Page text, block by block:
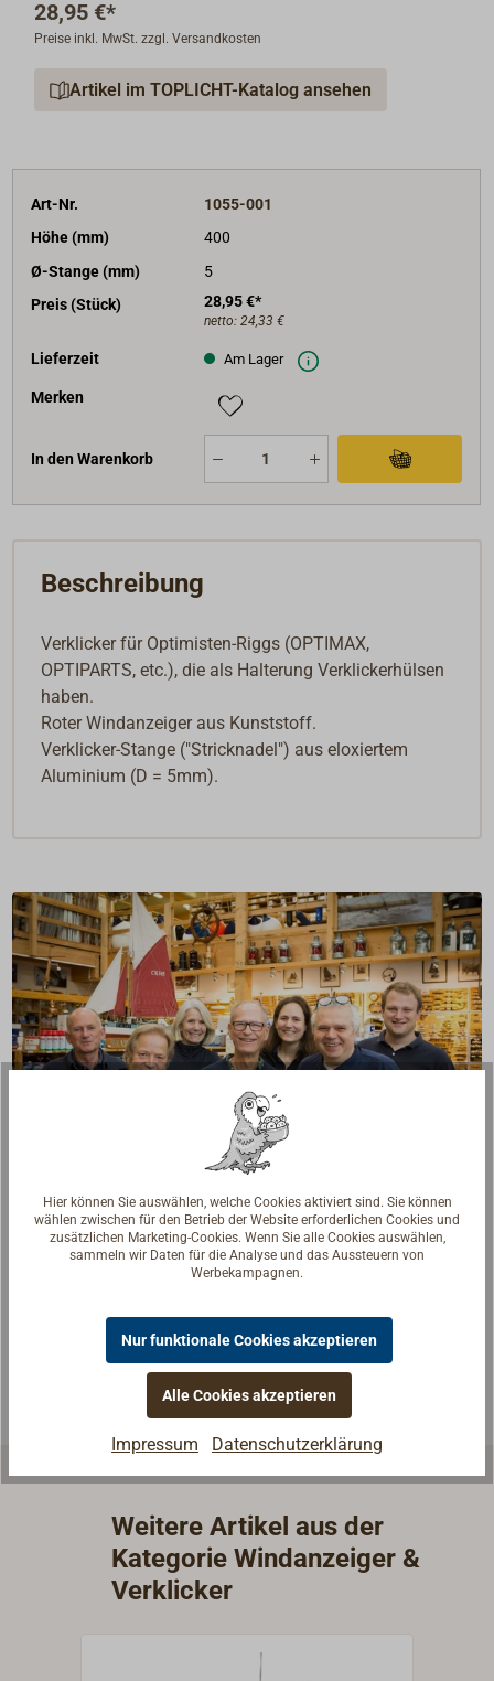
28,95 €*
Preise inkl. MwSt. zzgl. Versandkosten
Artikel im TOPLICHT-Katalog ansehen
Art-Nr.
1055-001
Höhe (mm)
400
Ø-Stange (mm)
5
Preis (Stück)
28,95 €*
netto: 24,33 €
Lieferzeit Am Lager
Merken
In den Warenkorb
Beschreibung
Verklicker für Optimisten-Riggs (OPTIMAX,
OPTIPARTS, etc.), die als Halterung Verklickerhülsen
haben.
Roter Windanzeiger aus Kunststoff.
Verklicker-Stange ("Stricknadel") aus eloxiertem
Aluminium (D = 5mm).
Fragen zum Artikel?
Reden Sie mit Handwerkern, Bootsbauern und
Seglerinnen. Wir verstehen Ihre Fragen und geben die
Experten kontaktieren
Weitere Artikel aus der
Kategorie Windanzeiger &
Verklicker
Hier können Sie auswählen, welche Cookies aktiviert sind. Sie können
wählen zwischen für den Betrieb der Website erforderlichen Cookies und
zusätzlichen Marketing-Cookies. Wenn Sie alle Cookies auswählen,
sammeln wir Daten für die Analyse und das Aussteuern von
Werbekampagnen.
Nur funktionale Cookies akzeptieren
Alle Cookies akzeptieren
Impressum Datenschutzerklärung